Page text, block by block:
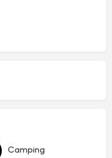
Camping